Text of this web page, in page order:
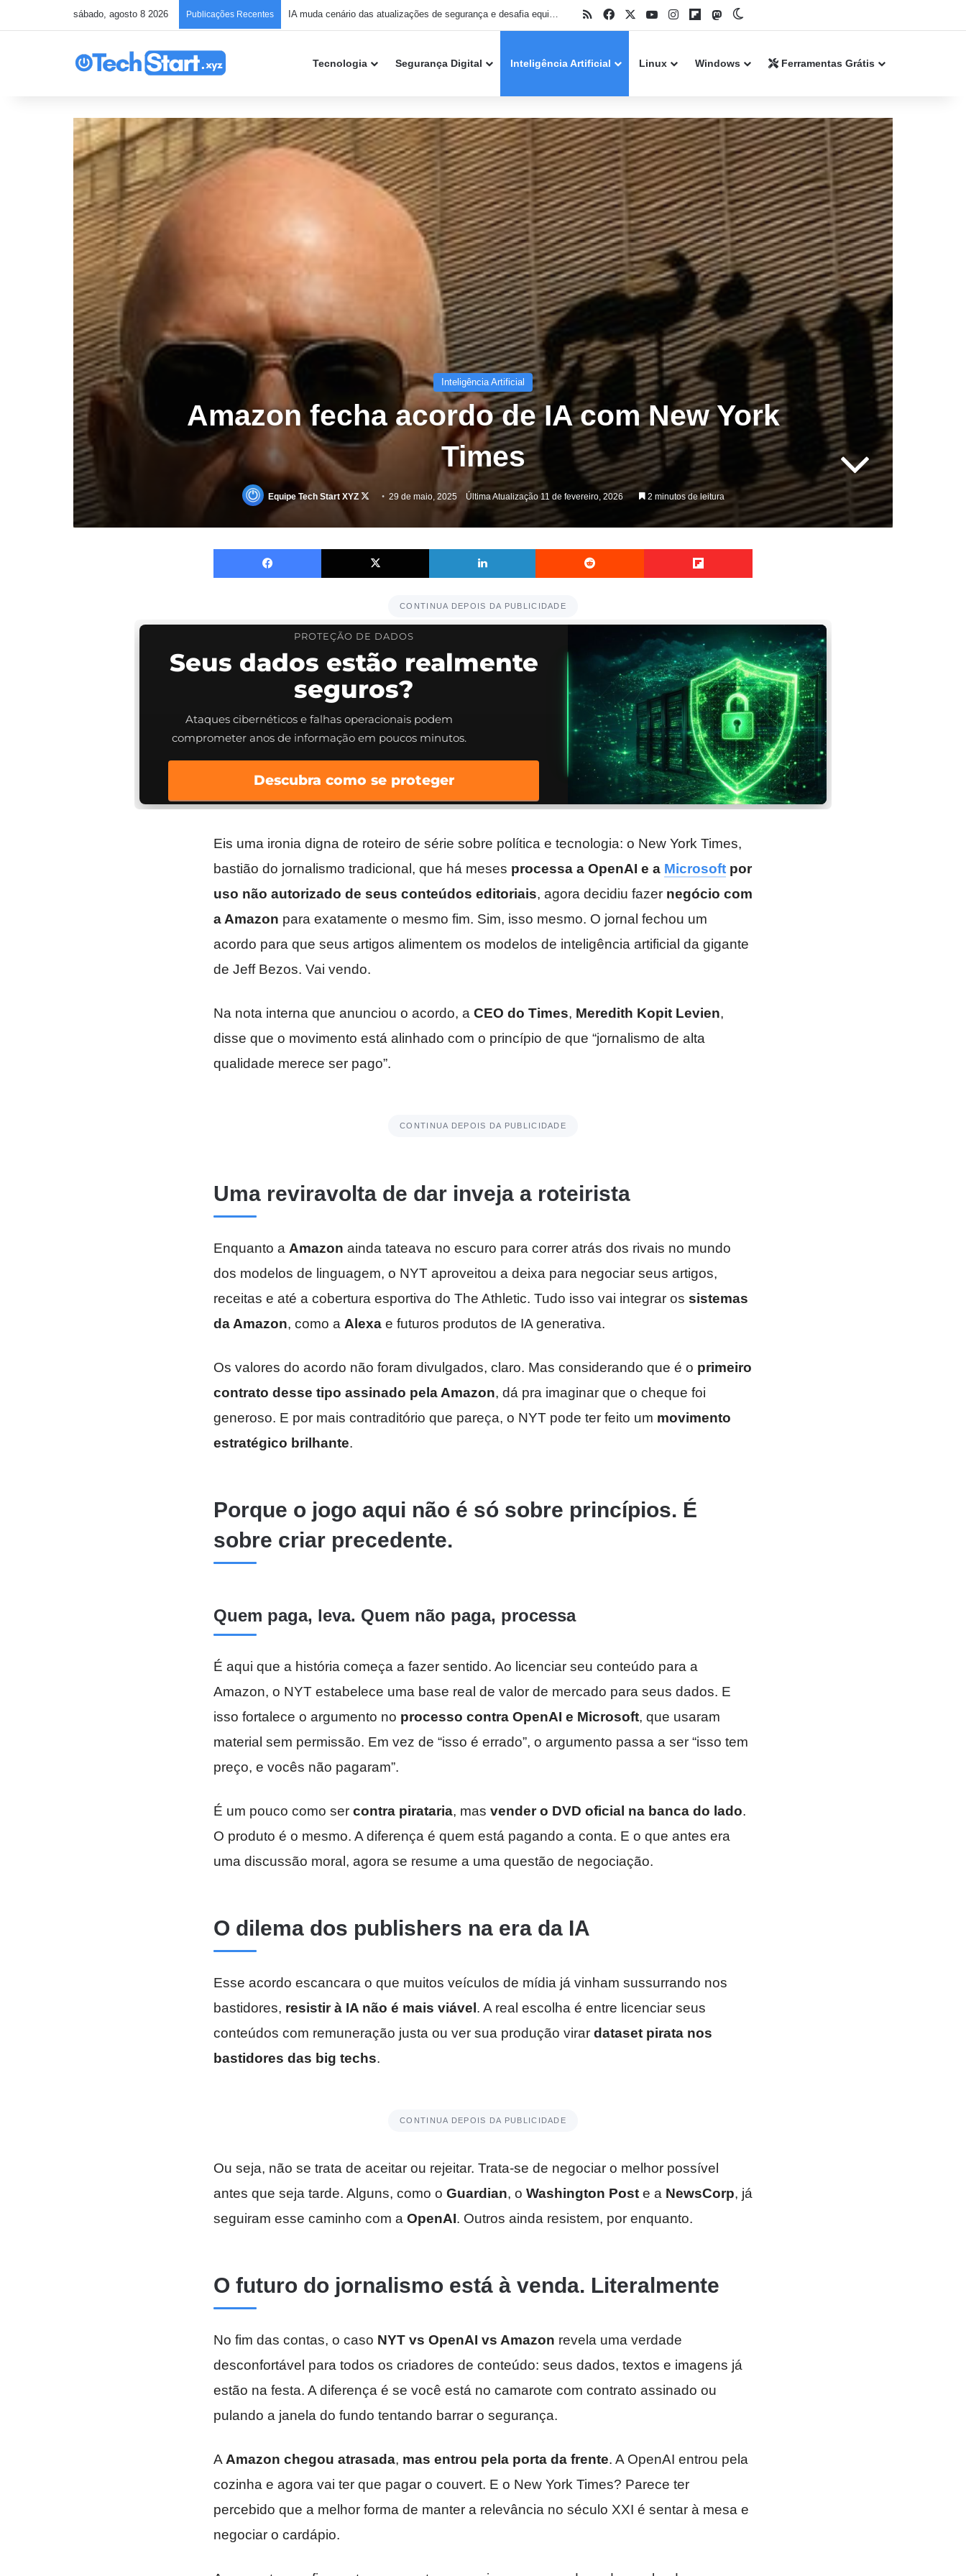
sábado, agosto 8 2026 Publicações Recentes IA muda cenário das atualizações de segurança e desafia equipes de TI no Patch Tuesday de agosto RSSFacebookYouTubeInstagramFlipboard
Mastodon
Tecnologia Segurança Digital Inteligência Artificial Linux Windows Ferramentas Grátis
Inteligência Artificial
Amazon fecha acordo de IA com New York
Times
Equipe Tech Start XYZ
Follow
X
29 de maio, 2025 Última Atualização 11 de fevereiro, 2026 2 minutos de leitura
Facebook X Linkedin Reddit Flipboard
CONTINUA DEPOIS DA PUBLICIDADE
PROTEÇÃO DE DADOS
Seus dados estão realmente
seguros?
Ataques cibernéticos e falhas operacionais podem
comprometer anos de informação em poucos minutos.
Descubra como se proteger
Eis uma ironia digna de roteiro de série sobre política e tecnologia: o New York Times,
bastião do jornalismo tradicional, que há meses processa a OpenAI e a Microsoft por
uso não autorizado de seus conteúdos editoriais, agora decidiu fazer negócio com
a Amazon para exatamente o mesmo fim. Sim, isso mesmo. O jornal fechou um
acordo para que seus artigos alimentem os modelos de inteligência artificial da gigante
de Jeff Bezos. Vai vendo.
Na nota interna que anunciou o acordo, a CEO do Times, Meredith Kopit Levien,
disse que o movimento está alinhado com o princípio de que “jornalismo de alta
qualidade merece ser pago”.
CONTINUA DEPOIS DA PUBLICIDADE
Uma reviravolta de dar inveja a roteirista
Enquanto a Amazon ainda tateava no escuro para correr atrás dos rivais no mundo
dos modelos de linguagem, o NYT aproveitou a deixa para negociar seus artigos,
receitas e até a cobertura esportiva do The Athletic. Tudo isso vai integrar os sistemas
da Amazon, como a Alexa e futuros produtos de IA generativa.
Os valores do acordo não foram divulgados, claro. Mas considerando que é o primeiro
contrato desse tipo assinado pela Amazon, dá pra imaginar que o cheque foi
generoso. E por mais contraditório que pareça, o NYT pode ter feito um movimento
estratégico brilhante.
Porque o jogo aqui não é só sobre princípios. É
sobre criar precedente.
Quem paga, leva. Quem não paga, processa
É aqui que a história começa a fazer sentido. Ao licenciar seu conteúdo para a
Amazon, o NYT estabelece uma base real de valor de mercado para seus dados. E
isso fortalece o argumento no processo contra OpenAI e Microsoft, que usaram
material sem permissão. Em vez de “isso é errado”, o argumento passa a ser “isso tem
preço, e vocês não pagaram”.
É um pouco como ser contra pirataria, mas vender o DVD oficial na banca do lado.
O produto é o mesmo. A diferença é quem está pagando a conta. E o que antes era
uma discussão moral, agora se resume a uma questão de negociação.
O dilema dos publishers na era da IA
Esse acordo escancara o que muitos veículos de mídia já vinham sussurrando nos
bastidores, resistir à IA não é mais viável . A real escolha é entre licenciar seus
conteúdos com remuneração justa ou ver sua produção virar dataset pirata nos
bastidores das big techs.
CONTINUA DEPOIS DA PUBLICIDADE
Ou seja, não se trata de aceitar ou rejeitar. Trata-se de negociar o melhor possível
antes que seja tarde. Alguns, como o Guardian, o Washington Post e a NewsCorp, já
seguiram esse caminho com a OpenAI. Outros ainda resistem, por enquanto.
O futuro do jornalismo está à venda. Literalmente
No fim das contas, o caso NYT vs OpenAI vs Amazon revela uma verdade
desconfortável para todos os criadores de conteúdo: seus dados, textos e imagens já
estão na festa. A diferença é se você está no camarote com contrato assinado ou
pulando a janela do fundo tentando barrar o segurança.
A Amazon chegou atrasada, mas entrou pela porta da frente. A OpenAI entrou pela
cozinha e agora vai ter que pagar o couvert. E o New York Times? Parece ter
percebido que a melhor forma de manter a relevância no século XXI é sentar à mesa e
negociar o cardápio.